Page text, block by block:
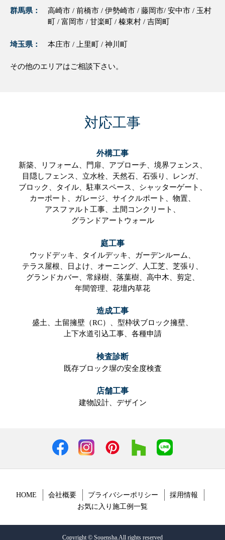
群馬県：
高崎市 / 前橋市 / 伊勢崎市 / 藤岡市/ 安中市 / 玉村
町 / 富岡市 / 甘楽町 / 榛東村 / 吉岡町
埼玉県： 本庄市 / 上里町 / 神川町
その他のエリアはご相談下さい。
対応工事
外構工事
新築、 リフォーム、 門扉、 アプローチ、 境界フェンス、
目隠しフェンス、 立水栓、 天然石、 石張り、
レンガ、
ブロック、
タイル、 駐車スペース、 シャッターゲート、
カーポート、
ガレージ、 サイクルポート、 物置、
アスファルト工事、 土間コンクリート、
グランドアートウォール
庭工事
ウッドデッキ、 タイルデッキ、
ガーデンルーム、
テラス屋根、
日よけ、 オーニング、 人工芝、 芝張り、
グランドカバー、 常緑樹、 落葉樹、 高中木、 剪定、
年間管理、 花壇内草花
造成工事
盛土、 土留擁壁（RC）、 型枠状ブロック擁壁、
上下水道引込工事、 各種申請
検査診断
既存ブロック塀の安全度検査
店舗工事
建物設計、 デザイン
HOME 会社概要 プライバシーポリシー
採用情報
お気に入り施工例一覧
Copyright © Souensha.All rights reserved